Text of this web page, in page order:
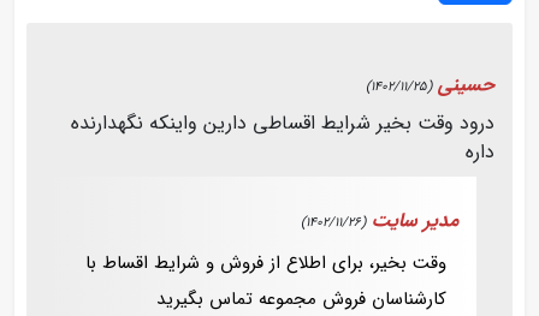
حسینی (1402/11/25)
درود وقت بخیر شرایط اقساطی دارین واینکه نگهدارنده
داره
مدیر سایت (1402/11/26)
وقت بخیر، برای اطلاع از فروش و شرایط اقساط با
کارشناسان فروش مجموعه تماس بگیرید